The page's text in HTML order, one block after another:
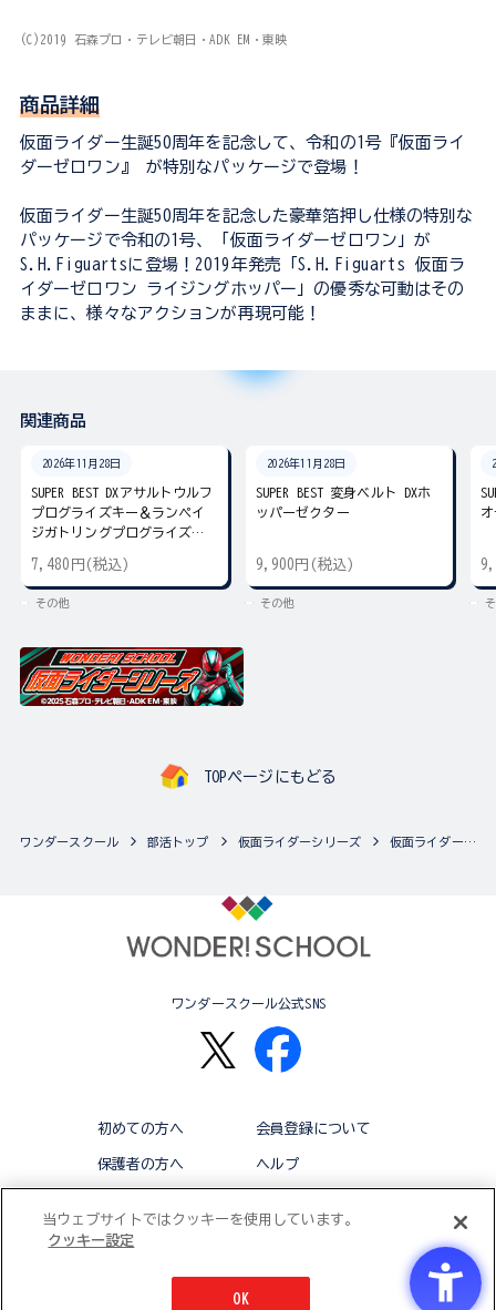
(C)2019 石森プロ・テレビ朝日・ADK EM・東映
商品詳細
仮面ライダー生誕50周年を記念して、令和の1号『仮面ライ
ダーゼロワン』 が特別なパッケージで登場！
仮面ライダー生誕50周年を記念した豪華箔押し仕様の特別な
パッケージで令和の1号、「仮面ライダーゼロワン」が
S.H.Figuartsに登場！2019年発売「S.H.Figuarts 仮面ラ
イダーゼロワン ライジングホッパー」の優秀な可動はその
ままに、様々なアクションが再現可能！
関連商品
2026年11月28日
SUPER BEST DXアサルトウルフ
プログライズキー＆ランペイ
ジガトリングプログライズキ
7,480円(税込)
その他
2026年11月28日
SUPER BEST 変身ベルト DXホ
ッパーゼクター
9,900円(税込)
その他
TOPページにもどる
ワンダースクール 部活トップ 仮面ライダーシリーズ 仮面ライダーシリーズの最新商品一覧
ワンダースクール公式SNS
初めての方へ 会員登録について
保護者の方へ ヘルプ
© BANDAI CO.,LTD 2015 ALL RIGHTS RESERVED
当ウェブサイトではクッキーを使用しています。
クッキー設定
OK